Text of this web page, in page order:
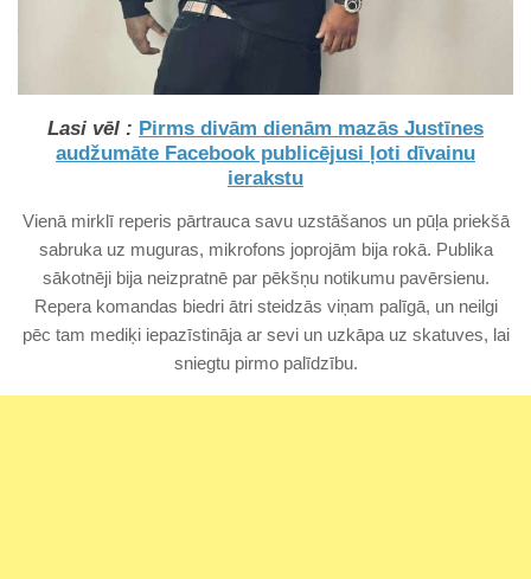
Lasi vēl : Pirms divām dienām mazās Justīnes
audžumāte Facebook publicējusi ļoti dīvainu
ierakstu
Vienā mirklī reperis pārtrauca savu uzstāšanos un pūļa priekšā
sabruka uz muguras, mikrofons joprojām bija rokā. Publika
sākotnēji bija neizpratnē par pēkšņu notikumu pavērsienu.
Repera komandas biedri ātri steidzās viņam palīgā, un neilgi
pēc tam mediķi iepazīstināja ar sevi un uzkāpa uz skatuves, lai
sniegtu pirmo palīdzību.